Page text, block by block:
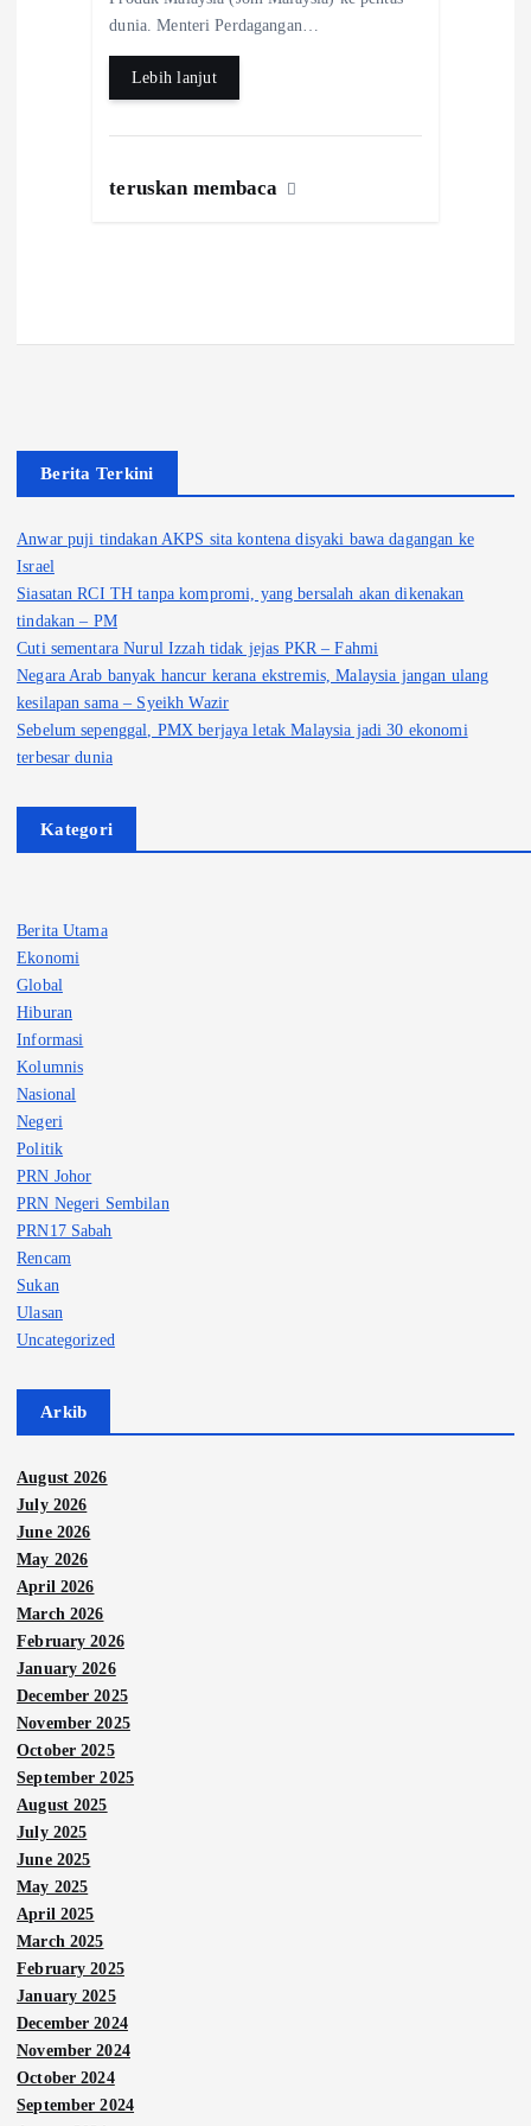
k
p
dunia. Menteri Perdagangan…
Lebih lanjut
teruskan membaca
Berita Terkini
Anwar puji tindakan AKPS sita kontena disyaki bawa dagangan ke
Israel
Siasatan RCI TH tanpa kompromi, yang bersalah akan dikenakan
tindakan – PM
Cuti sementara Nurul Izzah tidak jejas PKR – Fahmi
Negara Arab banyak hancur kerana ekstremis, Malaysia jangan ulang
kesilapan sama – Syeikh Wazir
Sebelum sepenggal, PMX berjaya letak Malaysia jadi 30 ekonomi
terbesar dunia
Kategori
Berita Utama
Ekonomi
Global
Hiburan
Informasi
Kolumnis
Nasional
Negeri
Politik
PRN Johor
PRN Negeri Sembilan
PRN17 Sabah
Rencam
Sukan
Ulasan
Uncategorized
Arkib
August 2026
July 2026
June 2026
May 2026
April 2026
March 2026
February 2026
January 2026
December 2025
November 2025
October 2025
September 2025
August 2025
July 2025
June 2025
May 2025
April 2025
March 2025
February 2025
January 2025
December 2024
November 2024
October 2024
September 2024
a
Utam
a
Nega
ra
Ara